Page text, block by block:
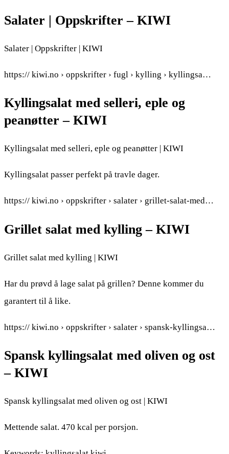
Salater | Oppskrifter – KIWI
Salater | Oppskrifter | KIWI
https:// kiwi.no › oppskrifter › fugl › kylling › kyllingsa…
Kyllingsalat med selleri, eple og
peanøtter – KIWI
Kyllingsalat med selleri, eple og peanøtter | KIWI
Kyllingsalat passer perfekt på travle dager.
https:// kiwi.no › oppskrifter › salater › grillet-salat-med…
Grillet salat med kylling – KIWI
Grillet salat med kylling | KIWI
Har du prøvd å lage salat på grillen? Denne kommer du
garantert til å like.
https:// kiwi.no › oppskrifter › salater › spansk-kyllingsa…
Spansk kyllingsalat med oliven og ost
– KIWI
Spansk kyllingsalat med oliven og ost | KIWI
Mettende salat. 470 kcal per porsjon.